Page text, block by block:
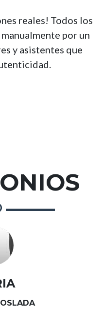
reales! Todos los
por un
y asistentes que